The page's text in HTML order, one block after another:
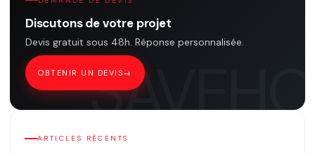
Discutons de votre projet
Devis gratuit sous 48h. Réponse personnalisée.
OBTENIR UN DEVIS
ARTICLES RÉCENTS